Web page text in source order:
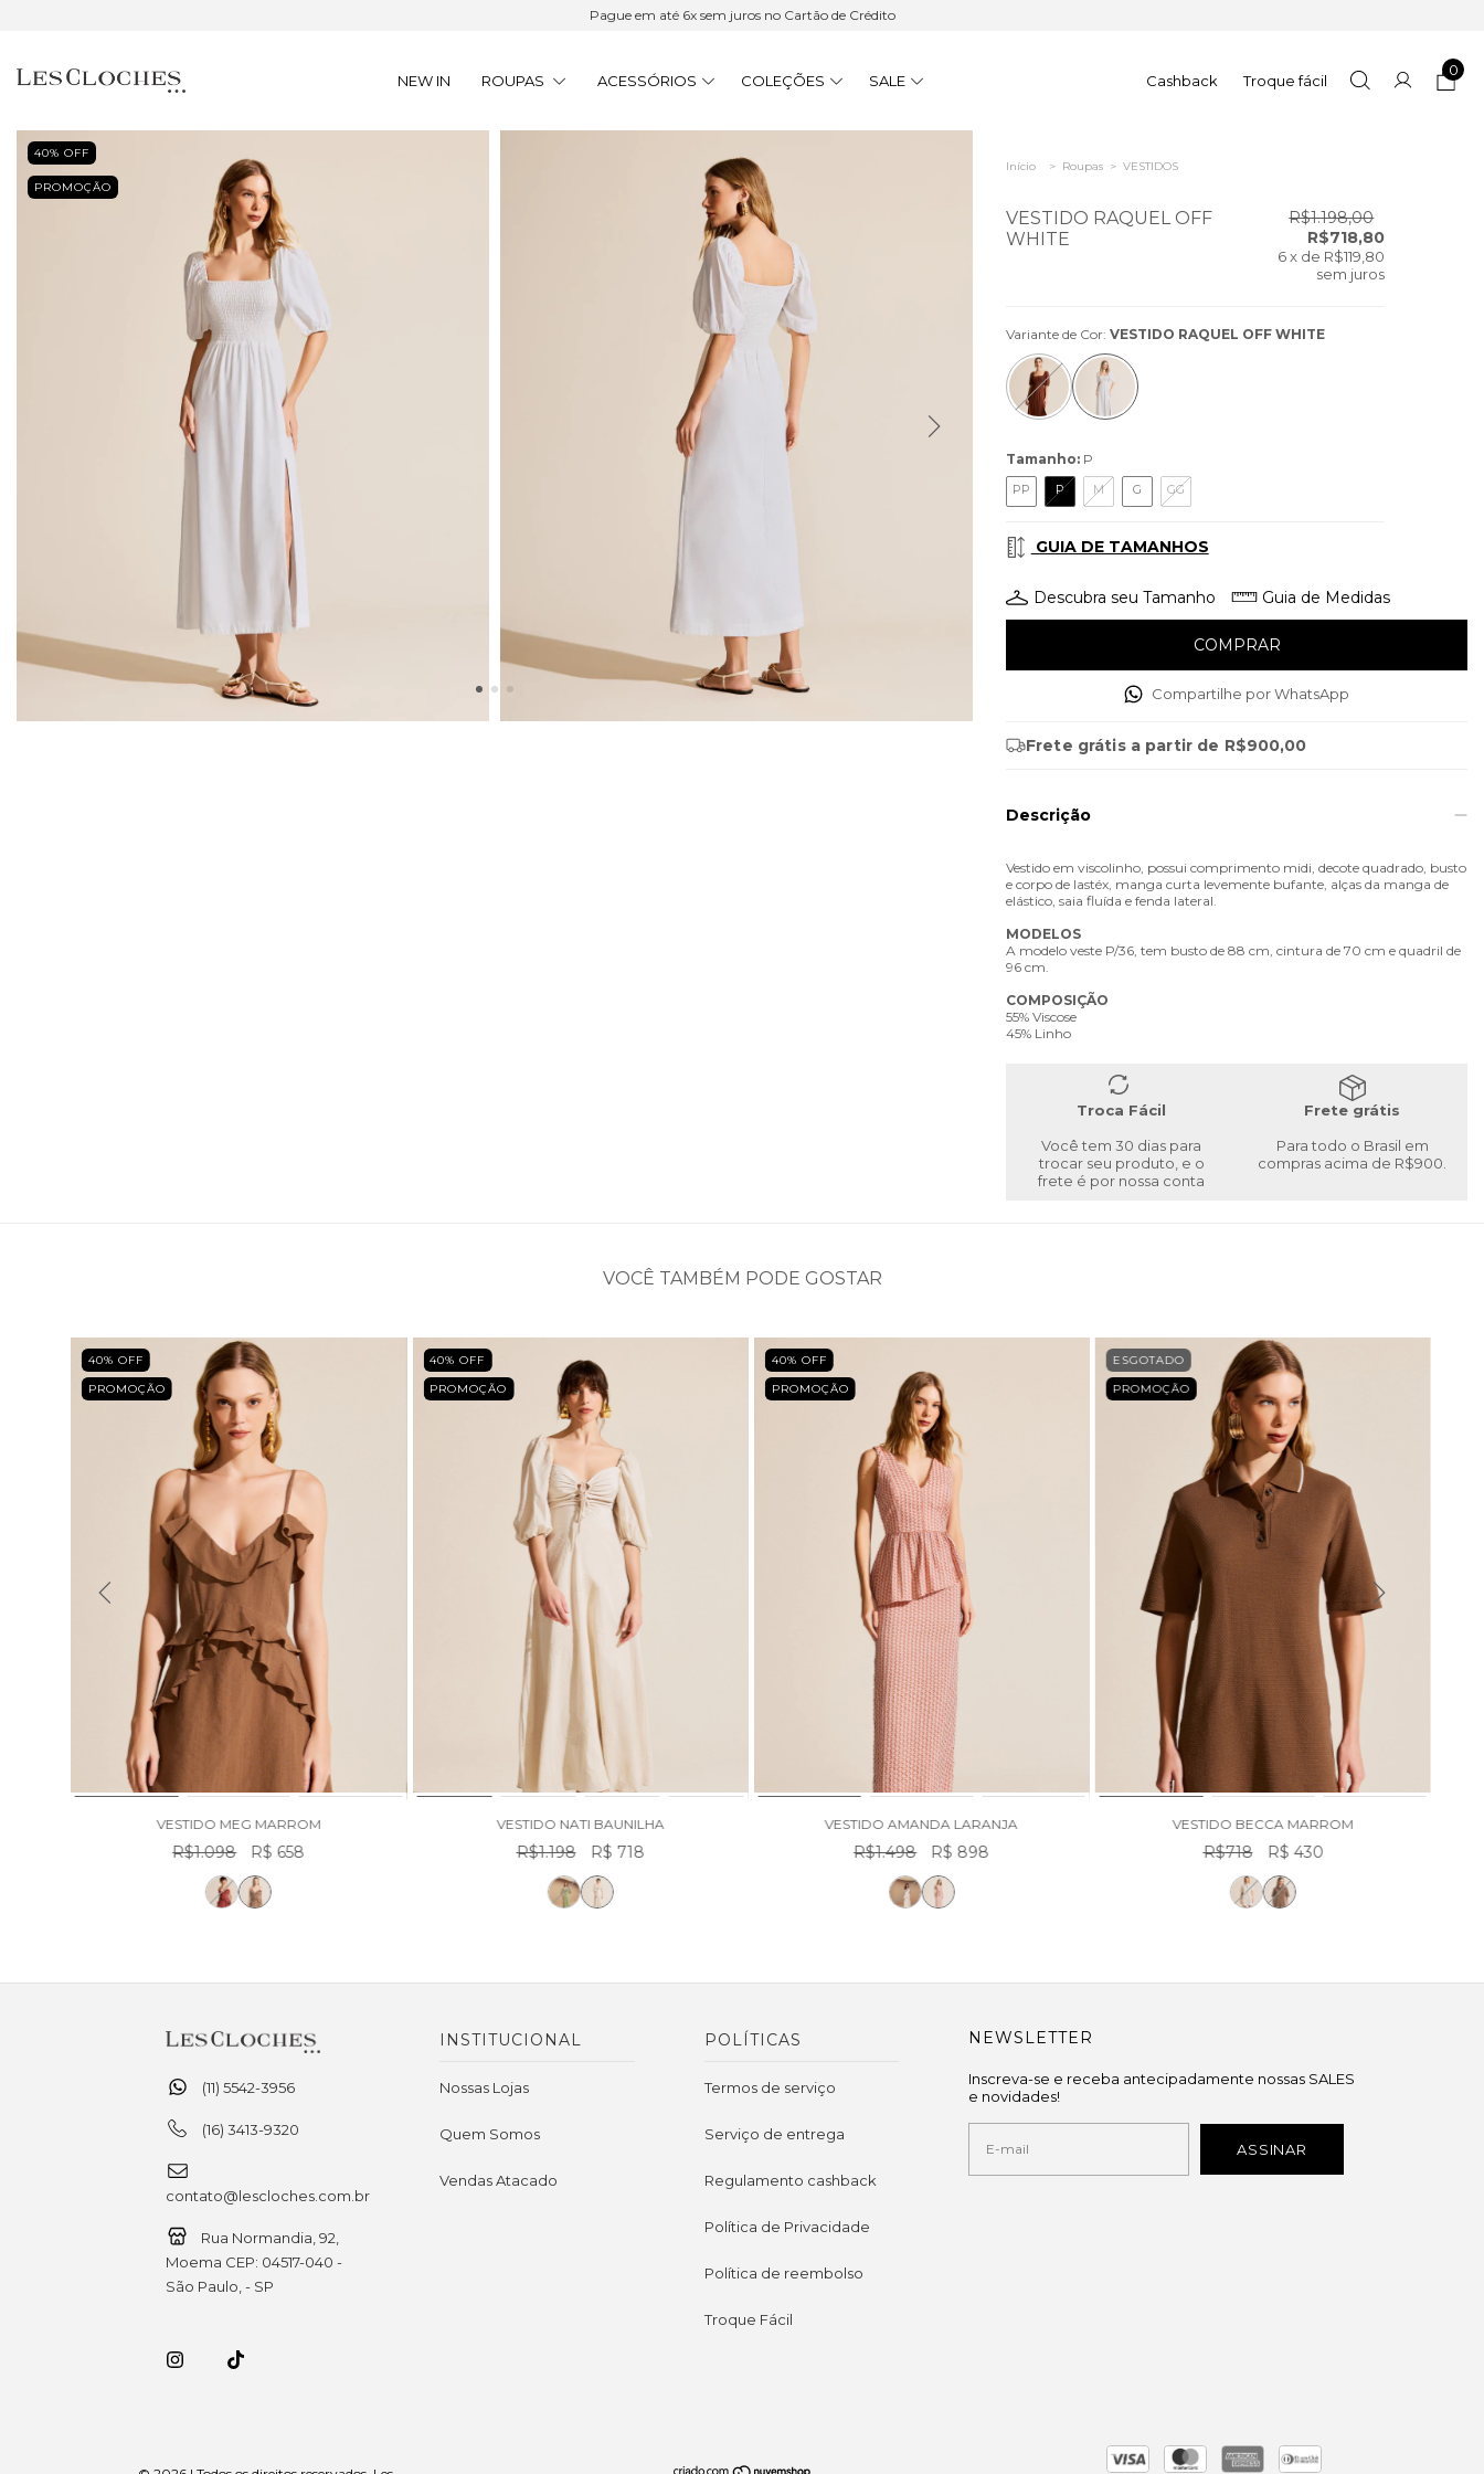
Pague em até 6x sem juros no Cartão de Crédito
NEW IN ROUPAS ACESSÓRIOS COLEÇÕES SALE Cashback Troque fácil
0
40% OFF
PROMOÇÃO
Início > Roupas > VESTIDOS
VESTIDO RAQUEL OFF
WHITE
R$1.198,00
R$718,80
6 x de R$119,80
sem juros
Variante de Cor: VESTIDO RAQUEL OFF WHITE
Tamanho: P
PP P M G GG
GUIA DE TAMANHOS
Descubra seu Tamanho Guia de Medidas
Compartilhe por WhatsApp
Frete grátis a partir de R$900,00
Descrição
Vestido em viscolinho, possui comprimento midi, decote quadrado, busto
e corpo de lastéx, manga curta levemente bufante, alças da manga de
elástico, saia fluída e fenda lateral.
MODELOS
A modelo veste P/36, tem busto de 88 cm, cintura de 70 cm e quadril de
96 cm.
COMPOSIÇÃO
55% Viscose
45% Linho
Troca Fácil
Você tem 30 dias para
trocar seu produto, e o
frete é por nossa conta
Frete grátis
Para todo o Brasil em
compras acima de R$900.
VOCÊ TAMBÉM PODE GOSTAR
40% OFF
PROMOÇÃO
VESTIDO MEG MARROM
R$1.098 R$ 658
40% OFF
PROMOÇÃO
VESTIDO NATI BAUNILHA
R$1.198 R$ 718
40% OFF
PROMOÇÃO
VESTIDO AMANDA LARANJA
R$1.498 R$ 898
ESGOTADO
PROMOÇÃO
VESTIDO BECCA MARROM
R$718 R$ 430
(11) 5542-3956
(16) 3413-9320
contato@lescloches.com.br
Rua Normandia, 92,
Moema CEP: 04517-040 -
São Paulo, - SP
INSTITUCIONAL
Nossas Lojas
Quem Somos
Vendas Atacado
POLÍTICAS
Termos de serviço
Serviço de entrega
Regulamento cashback
Política de Privacidade
Política de reembolso
Troque Fácil
NEWSLETTER
Inscreva-se e receba antecipadamente nossas SALES
e novidades!